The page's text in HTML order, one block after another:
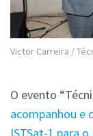
Victor Carreira /
O evento
acompanhou e